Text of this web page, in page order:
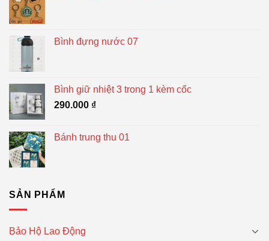
Bình đựng nước 07
Bình giữ nhiệt 3 trong 1 kèm cốc
290.000 ₫
Bánh trung thu 01
SẢN PHẨM
Bảo Hộ Lao Động